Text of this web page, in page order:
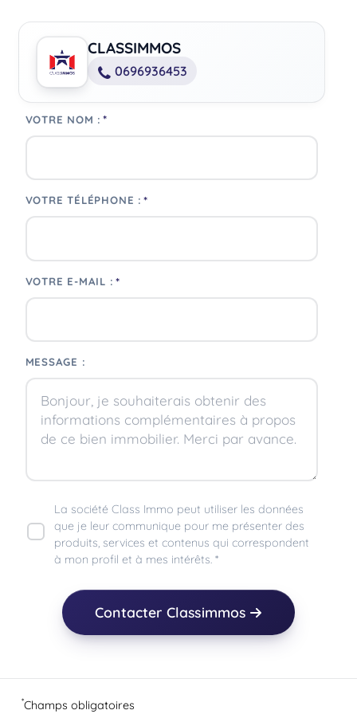
CLASSIMMOS
0696936453
VOTRE NOM : *
VOTRE TÉLÉPHONE : *
VOTRE E-MAIL : *
MESSAGE :
La société Class Immo peut utiliser les données
que je leur communique pour me présenter des
produits, services et contenus qui correspondent
à mon profil et à mes intérêts. *
Contacter Classimmos
*Champs obligatoires